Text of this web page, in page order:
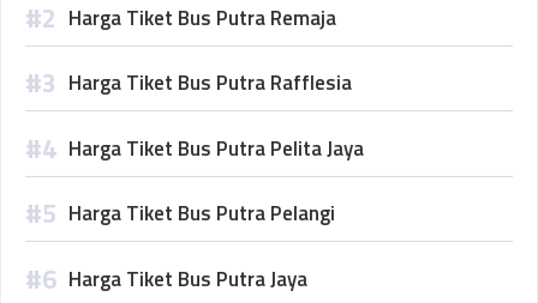
Harga Tiket Bus Putra Remaja
Harga Tiket Bus Putra Rafflesia
Harga Tiket Bus Putra Pelita Jaya
Harga Tiket Bus Putra Pelangi
Harga Tiket Bus Putra Jaya